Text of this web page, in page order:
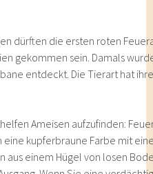
dürften die ersten roten
gekommen sein. Damals
entdeckt. Die Tierart hat
Ameisen aufzufinden:
eine kupferbraune Farbe mit
aus einem Hügel von losen